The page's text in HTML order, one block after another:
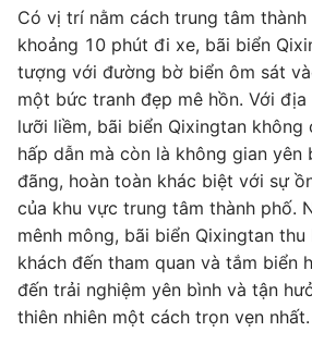
Có vị trí nằm cách trung tâm thành
khoảng 10 phút đi xe, bãi biển
tượng với đường bờ biển ôm sát
một bức tranh đẹp mê hồn. Với
lưỡi liềm, bãi biển Qixingtan không
hấp dẫn mà còn là không gian yên
đãng, hoàn toàn khác biệt với sự
của khu vực trung tâm thành phố.
mênh mông, bãi biển Qixingtan
khách đến tham quan và tắm biển
đến trải nghiệm yên bình và tận
thiên nhiên một cách trọn vẹn nhất.